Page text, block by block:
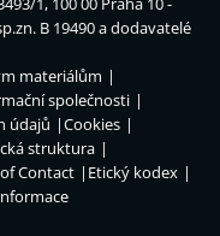
B 19490 a dodavatelé
materiálům
společnosti
údajů
Cookies
struktura
Contact
Etický kodex